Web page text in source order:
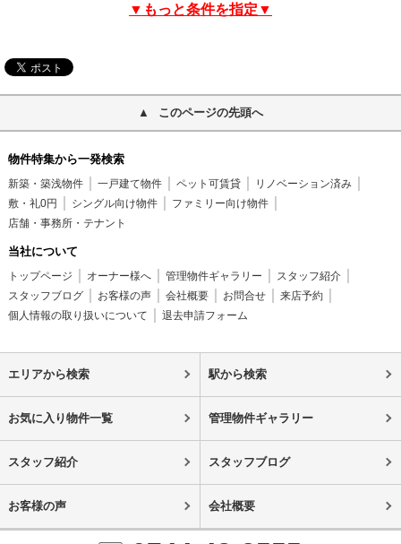
▼もっと条件を指定▼
このページの先頭へ
物件特集から一発検索
新築・築浅物件 一戸建て物件 ペット可賃貸
リノベーション済み
敷・礼0円
シングル向け物件
ファミリー向け物件
店舗・事務所・テナント
当社について
トップページ オーナー様へ 管理物件ギャラリー
スタッフ紹介
スタッフブログ
お客様の声 会社概要 お問合せ
来店予約
個人情報の取り扱いについて
退去申請フォーム
エリアから検索 駅から検索
お気に入り物件一覧 管理物件ギャラリー
スタッフ紹介 スタッフブログ
お客様の声 会社概要